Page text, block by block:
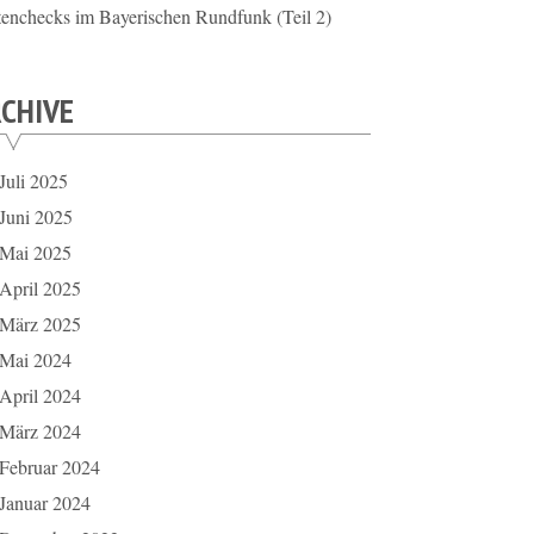
im Bayerischen Rundfunk (Teil 2)
Juli 2025
Juni 2025
Mai 2025
April 2025
März 2025
Mai 2024
April 2024
März 2024
Februar 2024
Januar 2024